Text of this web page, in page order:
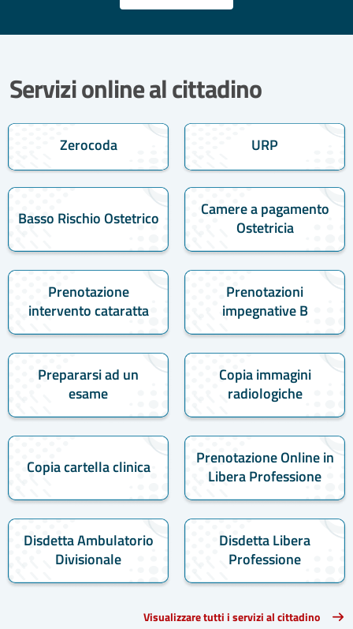
Servizi online al cittadino
Zerocoda URP
Basso Rischio Ostetrico
Camere a pagamento
Ostetricia
Prenotazione
intervento cataratta
Prenotazioni
impegnative B
Prepararsi ad un
esame
Copia immagini
radiologiche
Copia cartella clinica
Prenotazione Online in
Libera Professione
Disdetta Ambulatorio
Divisionale
Disdetta Libera
Professione
Visualizzare tutti i servizi al cittadino